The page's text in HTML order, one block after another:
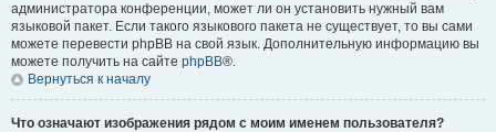
администратора конференции, может ли он установить нужный вам
языковой пакет. Если такого языкового пакета не существует, то вы сами
можете перевести phpBB на свой язык. Дополнительную информацию вы
можете получить на сайте phpBB®.
Вернуться к началу
Что означают изображения рядом с моим именем пользователя?